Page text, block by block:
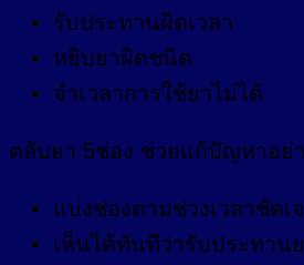
รับประทานผิดเวลา
หยิบยาผิดชนิด
จำเวลาการใช้ยาไม่ได้
ตลับยา 5ช่อง ช่วยแก้ปัญหาอย่
แบ่งช่องตามช่วงเวลาชัดเ
เห็นได้ทันทีว่ารับประทาน